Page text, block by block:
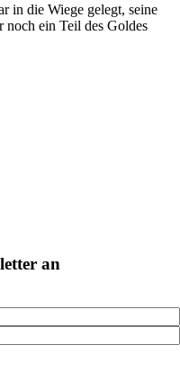
in die Wiege gelegt, seine
noch ein Teil des Goldes
an